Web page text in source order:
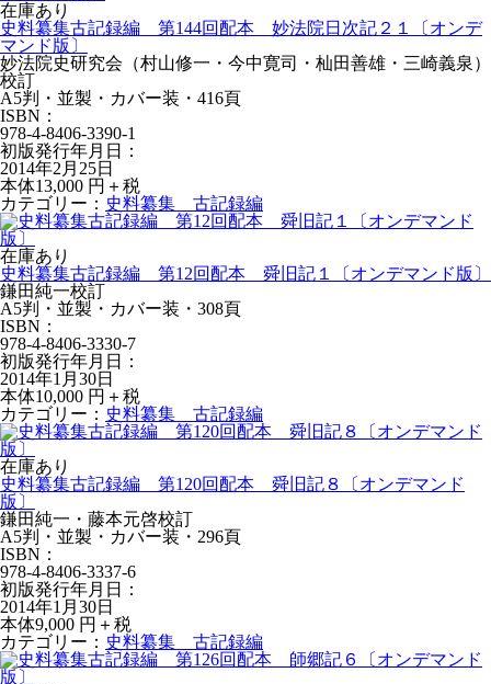
在庫あり
史料纂集古記録編 第144回配本 妙法院日次記２１〔オンデ
マンド版〕
妙法院史研究会（村山修一・今中寛司・杣田善雄・三崎義泉）
校訂
A5判・並製・カバー装・416頁
ISBN：
978-4-8406-3390-1
初版発行年月日：
2014年2月25日
本体13,000 円＋税
カテゴリー： 史料纂集 古記録編
在庫あり
史料纂集古記録編 第12回配本 舜旧記１〔オンデマンド版〕
鎌田純一校訂
A5判・並製・カバー装・308頁
ISBN：
978-4-8406-3330-7
初版発行年月日：
2014年1月30日
本体10,000 円＋税
カテゴリー： 史料纂集 古記録編
在庫あり
史料纂集古記録編 第120回配本 舜旧記８〔オンデマンド
版〕
鎌田純一・藤本元啓校訂
A5判・並製・カバー装・296頁
ISBN：
978-4-8406-3337-6
初版発行年月日：
2014年1月30日
本体9,000 円＋税
カテゴリー： 史料纂集 古記録編